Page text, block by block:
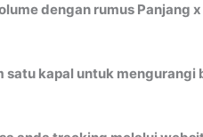
dengan rumus Panjang
kapal untuk mengurangi